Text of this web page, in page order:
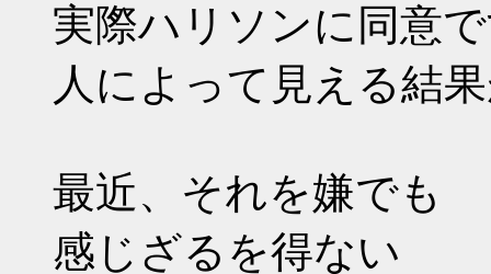
実際ハリソンに同意
人によって見える結
最近、それを嫌でも
感じざるを得ない